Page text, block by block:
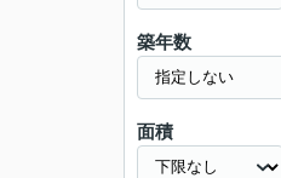
築年数
面積